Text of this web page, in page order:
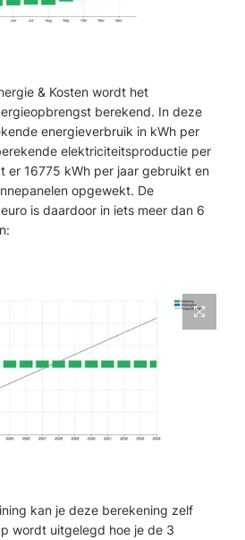
& Kosten wordt het
berekend. In deze
energieverbruik in kWh per
elektriciteitsproductie per
er 16775 kWh per jaar gebruikt en
opgewekt. De
is daardoor in iets meer dan 6
kan je deze berekening zelf
wordt uitgelegd hoe je de 3